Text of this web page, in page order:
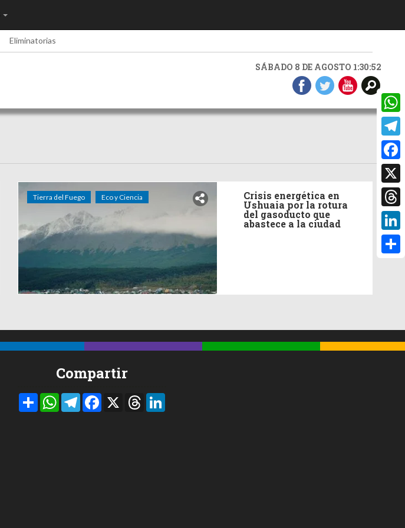
Eliminatorias
SÁBADO 8 DE AGOSTO 1:30:52
Tierra del Fuego Eco y Ciencia Crisis energética en
Ushuaia por la rotura
del gasoducto que
abastece a la ciudad
Compartir
CompartirWhatsAppTelegramFacebook Threads
X